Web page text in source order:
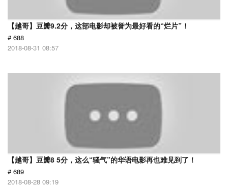
【越哥】豆瓣9.2分，这部电影却被誉为最好看的“烂片”！
# 688
2018-08-31 08:57
【越哥】豆瓣8 5分，这么“骚气”的华语电影再也难见到了！
# 689
2018-08-28 09:19